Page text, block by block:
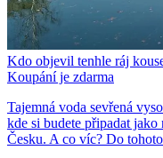
Kdo objevil tenhle ráj
Koupání je zdarma
Tajemná voda sevřená
kde si budete připadat jako
Česku. A co víc? Do